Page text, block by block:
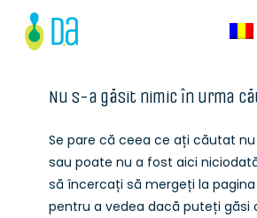
Nu s-a găsit nimic în urma
Se pare că ceea ce ați căutat
sau poate nu a fost aici
să încercați să mergeți la
pentru a vedea dacă puteți găsi